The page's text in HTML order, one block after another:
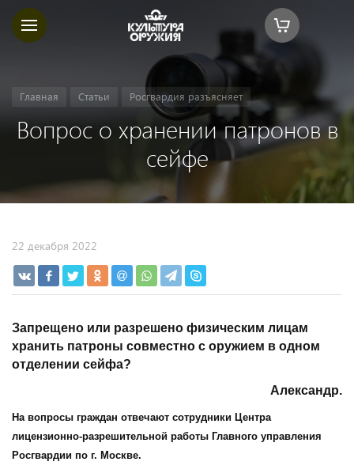
Главная Статьи Росгвардия разъясняет
Вопрос о хранении патронов в
сейфе
22 декабря 2022
Запрещено или разрешено физическим лицам
хранить патроны совместно с оружием в одном
отделении сейфа?
Александр.
На вопросы граждан отвечают сотрудники Центра
лицензионно-разрешительной работы Главного управления
Росгвардии по г. Москве.